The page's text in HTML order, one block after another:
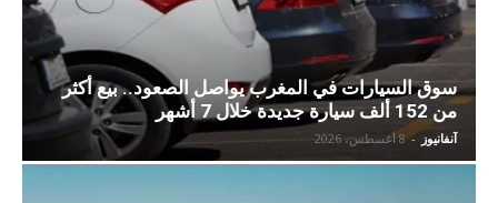
سوق السيارات في المغرب يواصل الصعود.. بيع أكثر
من 152 ألف سيارة جديدة خلال 7 أشهر
آنفانيوز - 8 أغسطس، 2026